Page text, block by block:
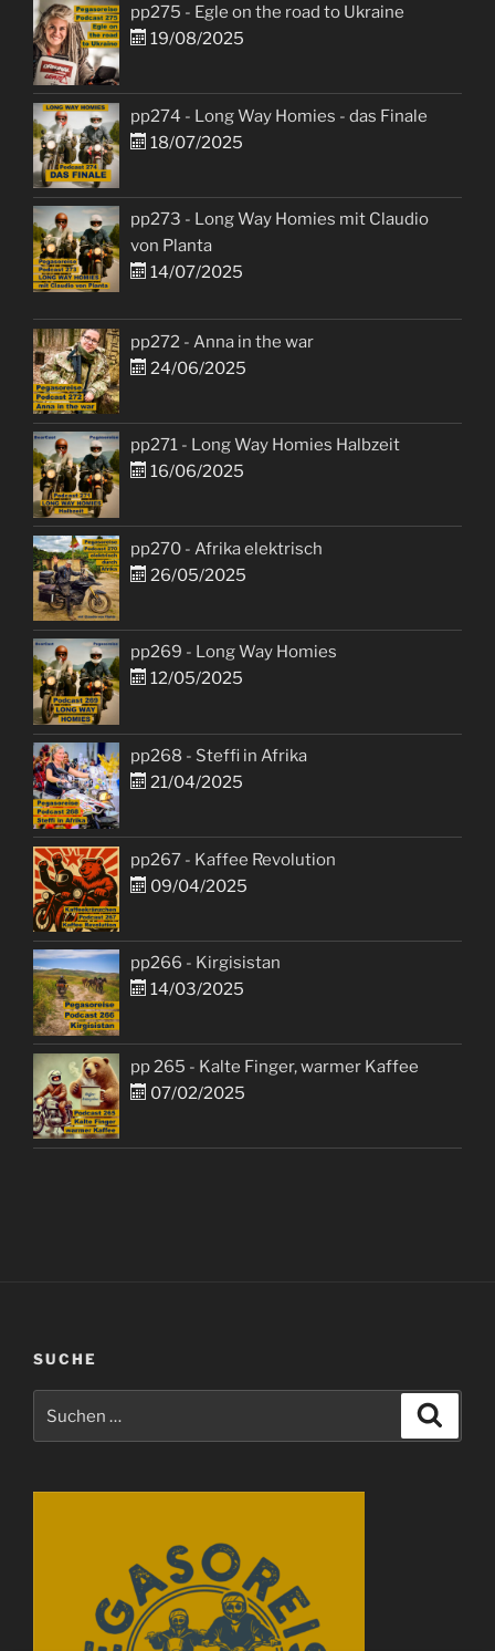
pp275 - Egle on the road to Ukraine
19/08/2025
pp274 - Long Way Homies - das Finale
18/07/2025
pp273 - Long Way Homies mit Claudio
von Planta
14/07/2025
pp272 - Anna in the war
24/06/2025
pp271 - Long Way Homies Halbzeit
16/06/2025
pp270 - Afrika elektrisch
26/05/2025
pp269 - Long Way Homies
12/05/2025
pp268 - Steffi in Afrika
21/04/2025
pp267 - Kaffee Revolution
09/04/2025
pp266 - Kirgisistan
14/03/2025
pp 265 - Kalte Finger, warmer Kaffee
07/02/2025
SUCHE